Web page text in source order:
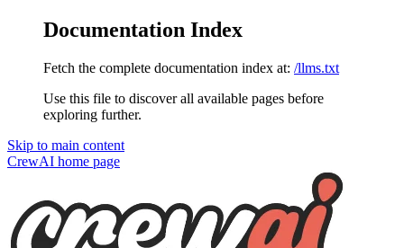
Documentation Index
Fetch the complete documentation index at: /llms.txt
Use this file to discover all available pages before
exploring further.
Skip to main content
CrewAI home page